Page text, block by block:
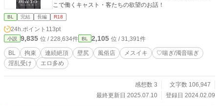
こで働くキャスト・客たちの欲望のお話！
BL 完結 長編 R18
24h.ポイント 113pt
小説 9,835 位 / 228,634件 BL 2,105 位 / 31,391件
BL 拘束 連続絶頂 壁尻 風俗店 メスイキ
♡喘ぎ/濁音喘ぎ
淫乱受け
エロ多め
感想数 3
文字数 106,947
最終更新日 2025.07.10
登録日 2024.02.09